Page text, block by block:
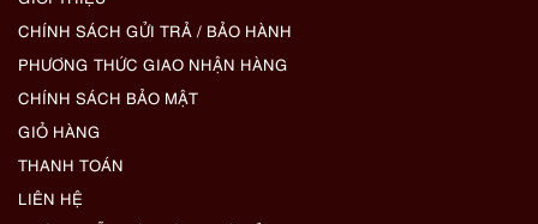
CHÍNH SÁCH GỬI TRẢ / BẢO HÀNH
PHƯƠNG THỨC GIAO NHẬN HÀNG
CHÍNH SÁCH BẢO MẬT
GIỎ HÀNG
THANH TOÁN
LIÊN HỆ